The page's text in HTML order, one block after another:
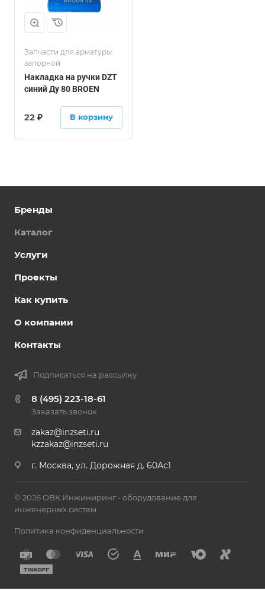
Запчасти для арматуры
запорной
Накладка на ручки DZT
синий Ду 80 BROEN
22 ₽ В корзину
Бренды
Каталог
Услуги
Проекты
Как купить
О компании
Контакты
Подписаться на рассылку
8 (495) 223-18-61
Заказать звонок
zakaz@inzseti.ru
kzzakaz@inzseti.ru
г. Москва, ул. Дорожная д. 60Ас1
© 2026 ОВК Инжиниринг - оборудование для
инженерных систем.
Политика конфиденциальности